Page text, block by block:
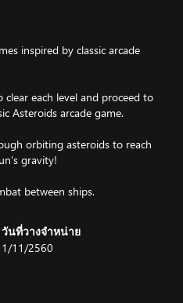
inspired by classic arcade
each level and proceed to
Asteroids arcade game.
orbiting asteroids to reach
gravity!
วันที่วางจำหน่าย
1/11/2560